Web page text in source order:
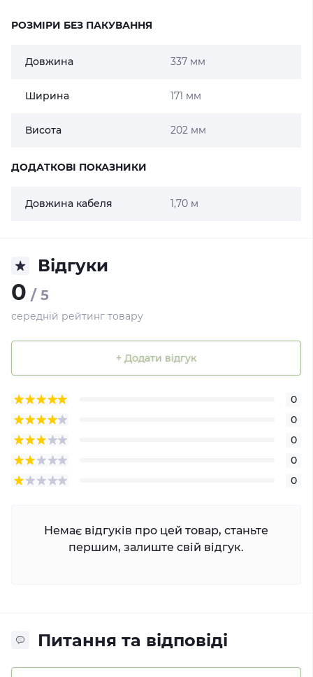
РОЗМІРИ БЕЗ ПАКУВАННЯ
Довжина 337 мм
Ширина 171 мм
Висота 202 мм
ДОДАТКОВІ ПОКАЗНИКИ
Довжина кабеля 1,70 м
Відгуки
0 / 5
середній рейтинг товару
+ Додати відгук
0
0
0
0
0
Немає відгуків про цей товар, станьте
першим, залиште свій відгук.
Питання та відповіді